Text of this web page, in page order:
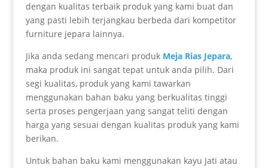
dengan kualitas terbaik produk yang kami buat dan
yang pasti lebih terjangkau berbeda dari kompetitor
furniture jepara lainnya.
Jika anda sedang mencari produk Meja Rias Jepara,
maka produk ini sangat tepat untuk anda pilih. Dari
segi kualitas, produk yang kami tawarkan
menggunakan bahan baku yang berkualitas tinggi
serta proses pengerjaan yang sangat teliti dengan
harga yang sesuai dengan kualitas produk yang kami
berikan.
Untuk bahan baku kami menggunakan kayu Jati atau